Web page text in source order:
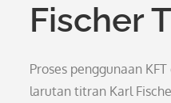
Fischer
Proses penggunaan
larutan titran Karl